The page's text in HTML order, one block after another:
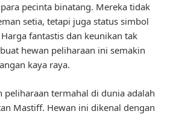
pecinta binatang. Mereka tidak
setia, tetapi juga status simbol
fantastis dan keunikan tak
hewan peliharaan ini semakin
kaya raya.
peliharaan termahal di dunia adalah
Mastiff. Hewan ini dikenal dengan